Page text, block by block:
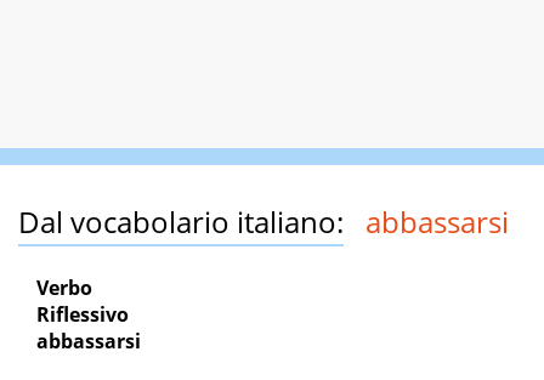
Dal vocabolario italiano: abbassarsi
Verbo
Riflessivo
abbassarsi